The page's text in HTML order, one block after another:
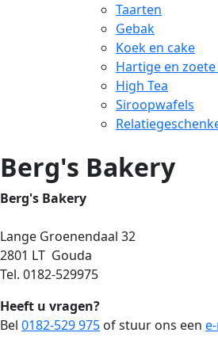
Taarten
Gebak
Koek en cake
Hartige en
High Tea
Siroopwafels
Berg's Bakery
Berg's Bakery
Lange Groenendaal 32
2801 LT Gouda
Tel. 0182-529975
Heeft u vragen?
Bel 0182-529 975 of stuur ons een